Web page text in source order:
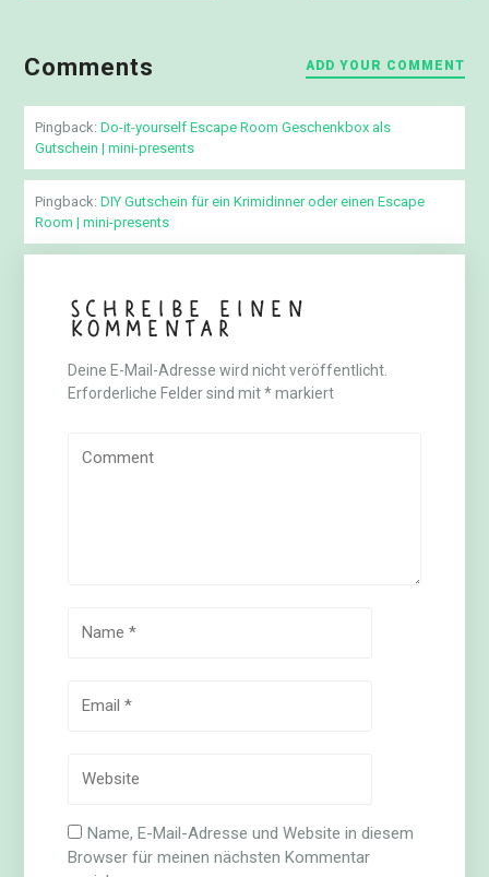
Comments ADD YOUR COMMENT
Pingback:Do-it-yourself Escape Room Geschenkbox als
Gutschein | mini-presents
Pingback:DIY Gutschein für ein Krimidinner oder einen Escape
Room | mini-presents
Schreibe einen
Kommentar
Deine E-Mail-Adresse wird nicht veröffentlicht.
Erforderliche Felder sind mit*markiert
Name, E-Mail-Adresse und Website in diesem
Browser für meinen nächsten Kommentar